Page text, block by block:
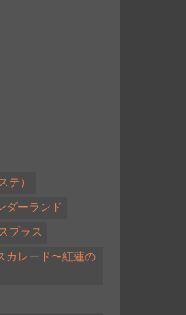
テ）
ダーランド
プラス
カレード〜紅蓮の